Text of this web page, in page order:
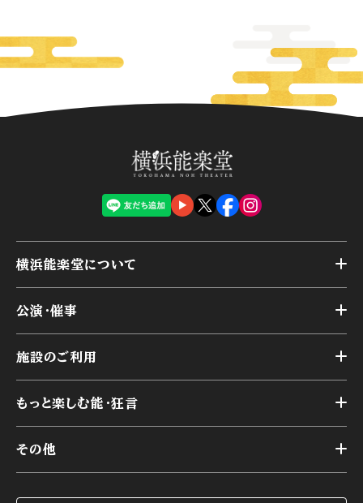
横浜能楽堂について
横浜能楽堂が取り組んだ事業
能舞台の歴史と特徴
様々なお客様に向けて
本舞台座席
交通アクセス
公演・催事
アーカイブ
施設のご利用
第二舞台
研修室
楽屋
もっと楽しむ能・狂言
その他